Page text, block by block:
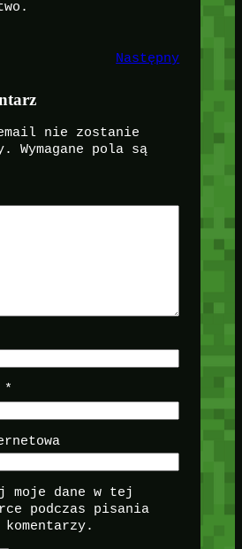
Następny
nie zostanie
Wymagane pola są
*
moje dane w tej
podczas pisania